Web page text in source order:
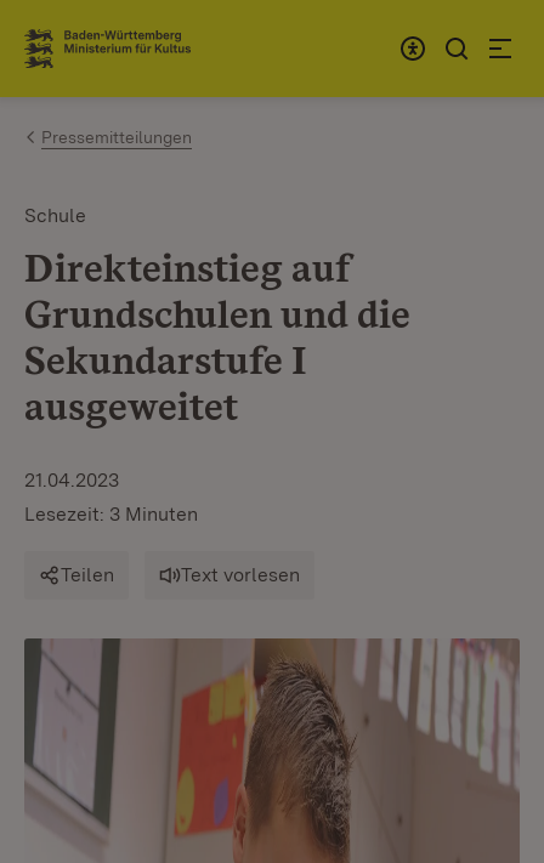
Zum Inhalt springen
Link zur Startseite
Pressemitteilungen
Schule
Direkteinstieg auf
Grundschulen und die
Sekundarstufe I
ausgeweitet
21.04.2023
Lesezeit: 3 Minuten
Teilen Text vorlesen